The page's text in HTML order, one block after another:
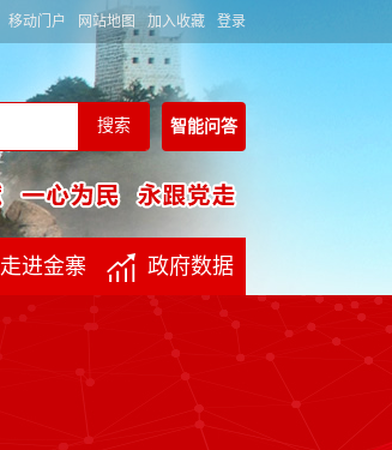
移动门户 网站地图 加入收藏 登录
智能问答
走进金寨 政府数据